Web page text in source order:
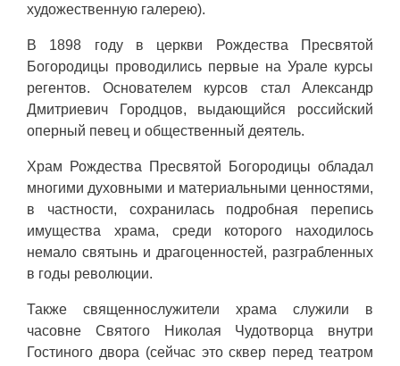
художественную галерею).
В 1898 году в церкви Рождества Пресвятой
Богородицы проводились первые на Урале курсы
регентов. Основателем курсов стал Александр
Дмитриевич Городцов, выдающийся российский
оперный певец и общественный деятель.
Храм Рождества Пресвятой Богородицы обладал
многими духовными и материальными ценностями,
в частности, сохранилась подробная перепись
имущества храма, среди которого находилось
немало святынь и драгоценностей, разграбленных
в годы революции.
Также священнослужители храма служили в
часовне Святого Николая Чудотворца внутри
Гостиного двора (сейчас это сквер перед театром